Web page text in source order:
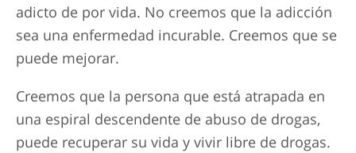
adicto de por vida. No creemos que la adicción
sea una enfermedad incurable. Creemos que se
puede mejorar.
Creemos que la persona que está atrapada en
una espiral descendente de abuso de drogas,
puede recuperar su vida y vivir libre de drogas.